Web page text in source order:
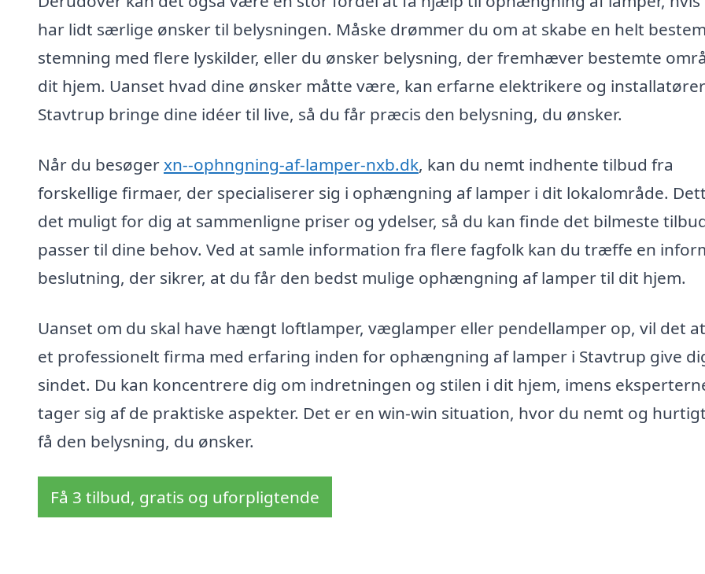
har lidt særlige ønsker til belysningen. Måske drømmer du om at skabe en helt
stemning med flere lyskilder, eller du ønsker belysning, der fremhæver bestemte
dit hjem. Uanset hvad dine ønsker måtte være, kan erfarne elektrikere og
Stavtrup bringe dine idéer til live, så du får præcis den belysning, du ønsker.
Når du besøgerxn--ophngning-af-lamper-nxb.dk, kan du nemt indhente tilbud fra
forskellige firmaer, der specialiserer sig i ophængning af lamper i dit lokalområde.
det muligt for dig at sammenligne priser og ydelser, så du kan finde det bilmeste
passer til dine behov. Ved at samle information fra flere fagfolk kan du træffe en
beslutning, der sikrer, at du får den bedst mulige ophængning af lamper til dit hjem.
Uanset om du skal have hængt loftlamper, væglamper eller pendellamper op, vil det
et professionelt firma med erfaring inden for ophængning af lamper i Stavtrup give
sindet. Du kan koncentrere dig om indretningen og stilen i dit hjem, imens
tager sig af de praktiske aspekter. Det er en win-win situation, hvor du nemt og
få den belysning, du ønsker.
Få 3 tilbud, gratis og uforpligtende